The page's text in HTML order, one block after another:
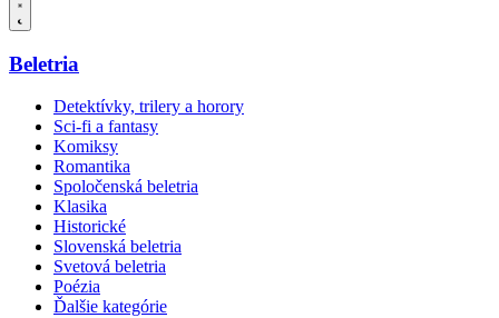
Beletria
Detektívky, trilery a horory
Sci-fi a fantasy
Komiksy
Romantika
Spoločenská beletria
Klasika
Historické
Slovenská beletria
Svetová beletria
Poézia
Ďalšie kategórie